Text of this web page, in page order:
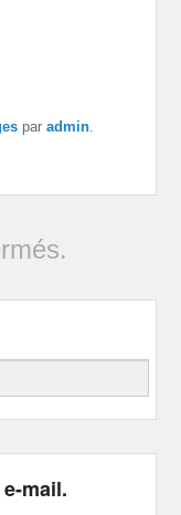
paradmin.
mail.